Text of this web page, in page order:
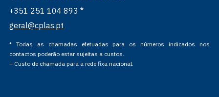
+351 251 104 893 *
geral@cplas.pt
* Todas as chamadas efetuadas para os números indicados nos
contactos poderão estar sujeitas a custos.
– Custo de chamada para a rede fixa nacional.